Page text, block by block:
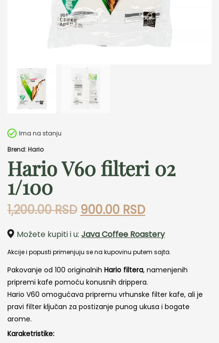
Ima na stanju
Brend: Hario
Hario V60 filteri 02
1/100
1,200.00RSD Originalna
je
bila:
1,200.00 RSD.
900.00 RSDTrenutna
je:
900.00 RSD.
Možete kupiti i u: Java Coffee Roastery
Akcije i popusti primenjuju se na kupovinu putem sajta.
Pakovanje od 100 originalnih Hario filtera, namenjenih
pripremi kafe pomoću konusnih drippera.
Hario V60 omogućava pripremu vrhunske filter kafe, ali je
pravi filter ključan za postizanje punog ukusa i bogate
arome.
Karaketristike: